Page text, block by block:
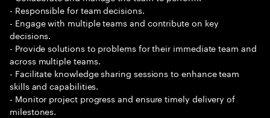
- Responsible for team decisions.
- Engage with multiple teams and contribute on key
decisions.
- Provide solutions to problems for their immediate team and
across multiple teams.
- Facilitate knowledge sharing sessions to enhance team
skills and capabilities.
- Monitor project progress and ensure timely delivery of
milestones.